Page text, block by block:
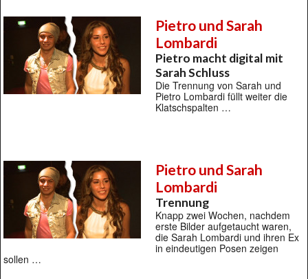
Pietro und Sarah
Lombardi
Pietro macht digital mit
Sarah Schluss
Die Trennung von Sarah und
Pietro Lombardi füllt weiter die
Klatschspalten …
Pietro und Sarah
Lombardi
Trennung
Knapp zwei Wochen, nachdem
erste Bilder aufgetaucht waren,
die Sarah Lombardi und ihren Ex
in eindeutigen Posen zeigen
sollen …